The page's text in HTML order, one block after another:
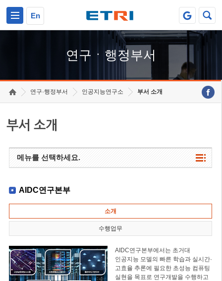
En
연구ㆍ행정부서
연구·행정부서 인공지능연구소 부서 소개
부서 소개
메뉴를 선택하세요.
AIDC연구본부
소개
수행업무
AIDC연구본부에서는 초거대
인공지능 모델의 빠른 학습과 실시간·
고효율 추론에 필요한 초성능 컴퓨팅
실현을 목표로 연구개발을 수행하고